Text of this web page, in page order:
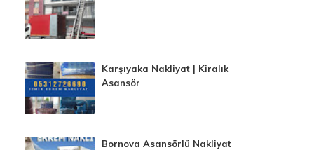
Karşıyaka Nakliyat | Kiralık
Asansör
Bornova Asansörlü Nakliyat